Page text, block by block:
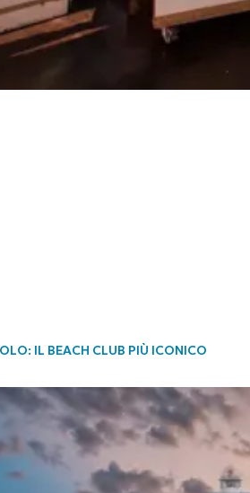
IL BEACH CLUB PIÙ ICONICO